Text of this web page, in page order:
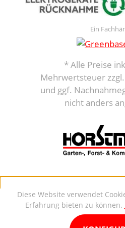
Ein
* Alle Preise
Mehrwertsteuer zzgl.
und ggf.
nicht anders
Diese Website verwendet
Erfahrung bieten zu können.